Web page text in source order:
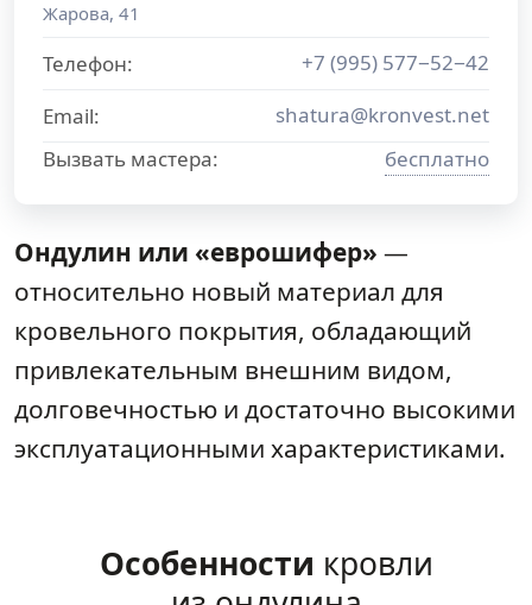
Ондулин или «еврошифер» —
относительно новый материал для
кровельного покрытия, обладающий
привлекательным внешним видом,
долговечностью и достаточно высокими
эксплуатационными характеристиками.
Жарова, 41
Телефон:
+7 (995) 577−52−42
Email:
shatura@kronvest.net
Вызвать мастера:
бесплатно
Особенности кровли